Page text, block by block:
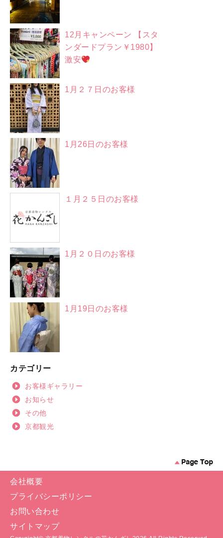
12月キャンペーン 【スタ
ンダードプラン￥1980】
激安
1月２７日のお客様
1月26日のお客様
１月２５日のお客様
1月２０日のお客様
1月19日のお客様
カテゴリー
お客様ギャラリー
お知らせ
その他
京都観光
会社概要
プライバシーポリシー
お問い合わせ
サイトマップ